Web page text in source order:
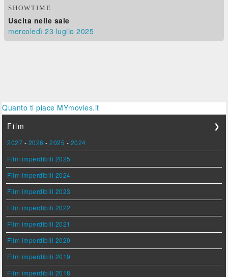
SHOWTIME
Uscita nelle sale
mercoledì 23 luglio 2025
Quanto ti piace MYmovies.it
Film
❯
2027 - 2026 -2025 - 2024
Film imperdibili 2025
Film imperdibili 2024
Film imperdibili 2023
Film imperdibili 2022
Film imperdibili 2021
Film imperdibili 2020
Film imperdibili 2019
Film imperdibili 2018